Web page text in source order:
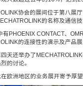
协会的展间位于第八展
的名称及通信
有PHOENIX CONTACT、
的连接性的演示及产品
四天还举办了
的讨论。
欧洲地区的业务展开寄予厚